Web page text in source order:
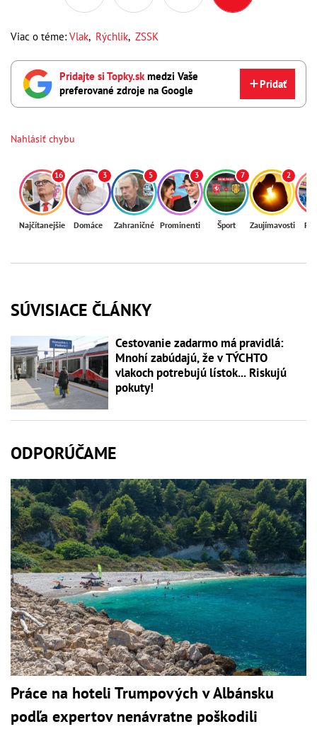
Viac o téme: Vlak, Rýchlik, ZSSK
Pridajte si Topky.skmedzi Vaše
preferované zdroje na Google
Pridať
Nahlásiť chybu
16
Najčítanejšie
3
Domáce
5
Zahraničné
3
Prominenti
7
Šport
2
Zaujímavosti
SÚVISIACE ČLÁNKY
Cestovanie zadarmo má pravidlá:
Mnohí zabúdajú, že v TÝCHTO
vlakoch potrebujú lístok... Riskujú
pokuty!
ODPORÚČAME
Práce na hoteli Trumpových v Albánsku
podľa expertov nenávratne poškodili